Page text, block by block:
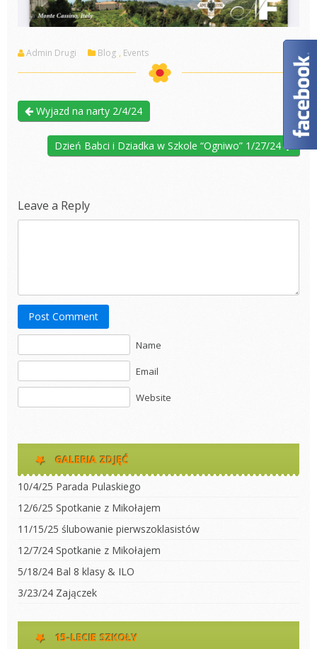
Admin Drugi Blog , Events
Wyjazd na narty 2/4/24
Dzień Babci i Dziadka w Szkole “Ogniwo” 1/27/24
Leave a Reply
Post Comment
Name
Email
Website
GALERIA ZDJĘĆ
10/4/25 Parada Pulaskiego
12/6/25 Spotkanie z Mikołajem
11/15/25 ślubowanie pierwszoklasistów
12/7/24 Spotkanie z Mikołajem
5/18/24 Bal 8 klasy & ILO
3/23/24 Zajączek
15-LECIE SZKOŁY